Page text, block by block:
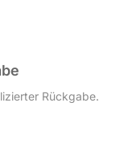
Rückgabe.